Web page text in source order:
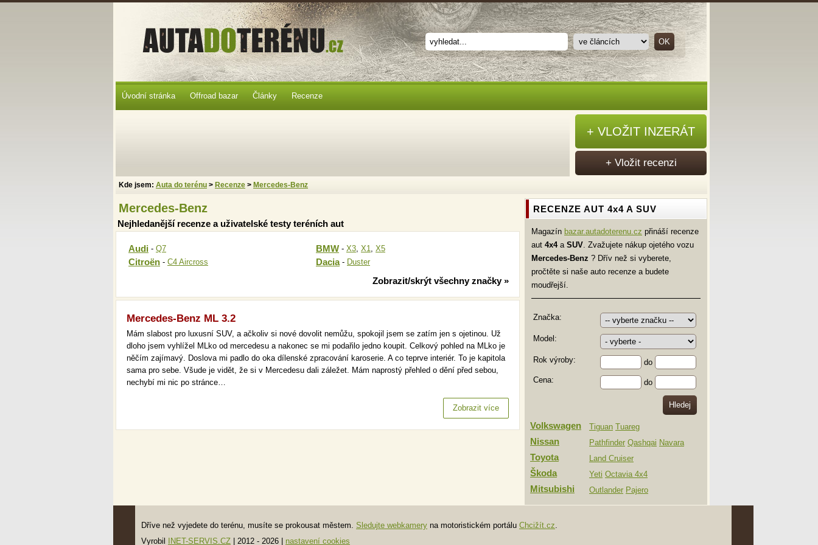
Mercedes-Benz
Nejhledanější recenze a uživatelské testy teréních aut
Audi - Q7 BMW - X3, X1, X5
Citroën - C4 Aircross Dacia- Duster
Zobrazit/skrýt všechny značky »
Mercedes-Benz ML 3.2
Mám slabost pro luxusní SUV, a ačkoliv si nové dovolit nemůžu, spokojil jsem se zatím jen s ojetinou. Už
dloho jsem vyhlížel MLko od mercedesu a nakonec se mi podařilo jedno koupit. Celkový pohled na MLko je
něčím zajímavý. Doslova mi padlo do oka dílenské zpracování karoserie. A co teprve interiér. To je kapitola
sama pro sebe. Všude je vidět, že si v Mercedesu dali záležet. Mám naprostý přehled o dění před sebou,
nechybí mi nic po stránce…
Zobrazit více
RECENZE AUT 4x4 A SUV
Magazín bazar.autadoterenu.cz přináší recenze
aut 4x4a SUV. Zvažujete nákup ojetého vozu
Mercedes-Benz ? Dřív než si vyberete,
pročtěte si naše auto recenze a budete
moudřejší.
Značka:
Model:
Rok výroby:
do
Cena:
do
Volkswagen Tiguan Tuareg
Nissan Pathfinder Qashqai Navara
Toyota Land Cruiser
Škoda Yeti Octavia 4x4
Mitsubishi Outlander Pajero
Úvodní stránka Offroad bazar Články Recenze
Kde jsem: Auta do terénu > Recenze > Mercedes-Benz
+ VLOŽIT INZERÁT
+ Vložit recenzi
Dříve než vyjedete do terénu, musíte se prokousat městem. Sledujte webkamery na motoristickém portálu Chcižít.cz.
Vyrobil
INET-SERVIS.CZ | 2012 - 2026 nastavení cookies